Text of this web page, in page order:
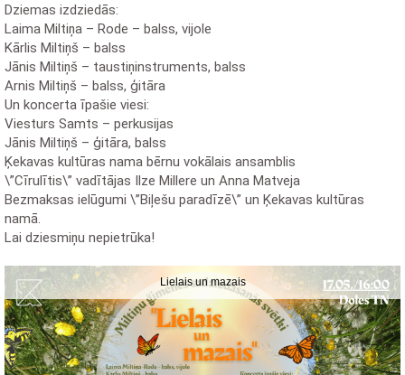
Dziemas izdziedās:
Laima Miltiņa – Rode – balss, vijole
Kārlis Miltiņš – balss
Jānis Miltiņš – taustiņinstruments, balss
Arnis Miltiņš – balss, ģitāra
Un koncerta īpašie viesi:
Viesturs Samts – perkusijas
Jānis Miltiņš – ģitāra, balss
Ķekavas kultūras nama bērnu vokālais ansamblis
\”Cīrulītis\” vadītājas Ilze Millere un Anna Matveja
Bezmaksas ielūgumi \”Biļešu paradīzē\” un Ķekavas kultūras
namā.
Lai dziesmiņu nepietrūka!
Lielais un mazais